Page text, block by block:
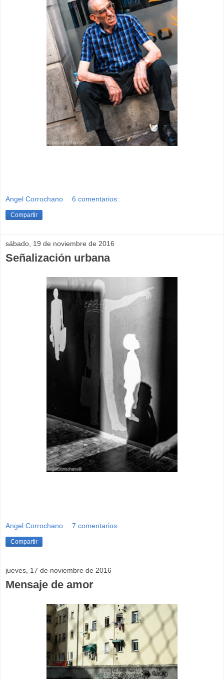
Angel Corrochano 6 comentarios:
Compartir
sábado, 19 de noviembre de 2016
Señalización urbana
Angel Corrochano 7 comentarios:
Compartir
jueves, 17 de noviembre de 2016
Mensaje de amor